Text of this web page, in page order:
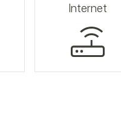
Internet